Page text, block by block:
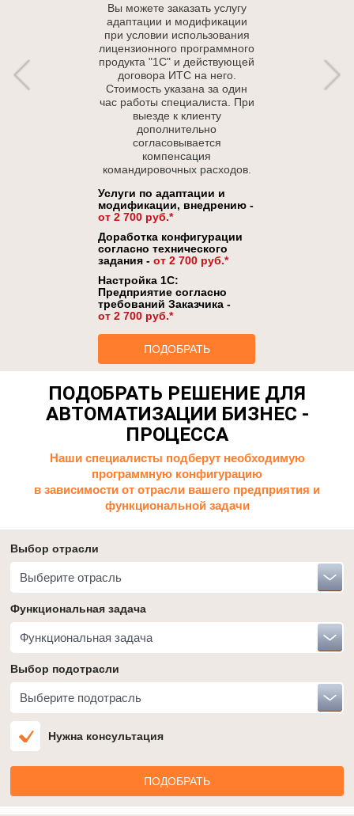
Вы можете заказать услугу
адаптации и модификации
при условии использования
лицензионного программного
продукта "1С" и действующей
договора ИТС на него.
Стоимость указана за один
час работы специалиста. При
выезде к клиенту
дополнительно
согласовывается
компенсация
командировочных расходов.
Услуги по адаптации и
модификации, внедрению -
от 2 700 руб.*
Доработка конфигурации
согласно технического
задания -от 2 700 руб.*
Настройка 1С:
Предприятие согласно
требований Заказчика -
от 2 700 руб.*
ПОДОБРАТЬ
ПОДОБРАТЬ РЕШЕНИЕ ДЛЯ
АВТОМАТИЗАЦИИ БИЗНЕС -
ПРОЦЕССА
Наши специалисты подберут необходимую
программную конфигурацию
в зависимости от отрасли вашего предприятия и
функциональной задачи
Выбор отрасли
Выберите отрасль
Функциональная задача
Функциональная задача
Выбор подотрасли
Выберите подотрасль
Нужна консультация